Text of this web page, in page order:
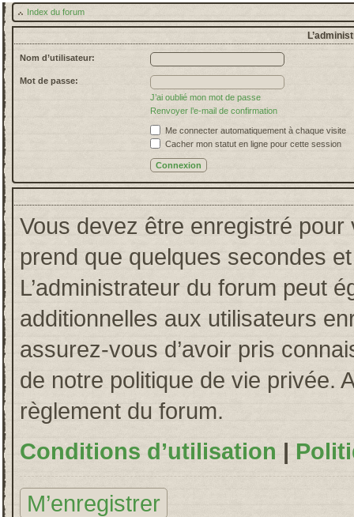
Index du forum
Nom d’utilisateur:
Mot de passe:
J’ai oublié mon mot de passe
Renvoyer l’e-mail de confirmation
Me connecter automatiquement à chaque visite
Cacher mon statut en ligne pour cette session
Vous devez être enregistré pour
prend que quelques secondes
L’administrateur du forum peut
additionnelles aux utilisateurs
assurez-vous d’avoir pris
de notre politique de vie privée.
règlement du forum.
Conditions d’utilisation |
M’enregistrer